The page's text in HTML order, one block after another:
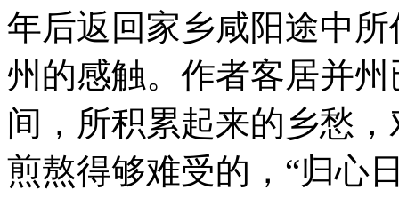
年后返回家乡咸阳途中
州的感触。作者客居并
间，所积累起来的乡愁
煎熬得够难受的，“归心